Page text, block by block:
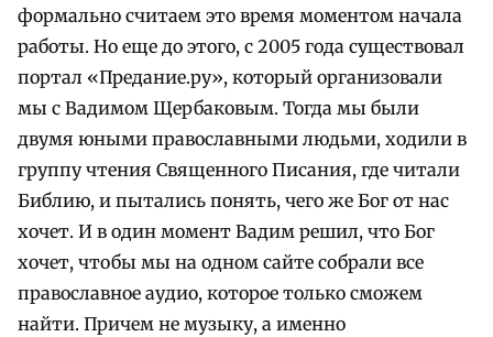
формально считаем это время моментом начала
работы. Но еще до этого, с 2005 года существовал
портал «Предание.ру», который организовали
мы с Вадимом Щербаковым. Тогда мы были
двумя юными православными людьми, ходили в
группу чтения Священного Писания, где читали
Библию, и пытались понять, чего же Бог от нас
хочет. И в один момент Вадим решил, что Бог
хочет, чтобы мы на одном сайте собрали все
православное аудио, которое только сможем
найти. Причем не музыку, а именно